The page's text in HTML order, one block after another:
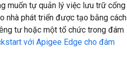
muốn tự quản lý việc lưu trữ cổng
nhà phát triển được tạo bằng cách
tư hoặc một tổ chức trong đám
với Apigee Edge cho đám